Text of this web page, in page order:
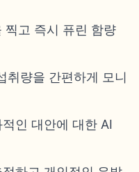
찍고 즉시 퓨린 함량
취량을 간편하게 모니
인 대안에 대한 AI